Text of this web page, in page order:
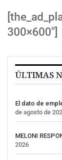
300×600″]
ÚLTIMAS
El dato de
de agosto de
MELONI
2026